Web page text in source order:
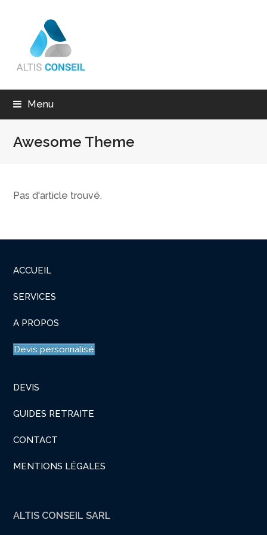
Menu
Awesome Theme
Pas d'article trouvé.
ACCUEIL
SERVICES
A PROPOS
Devis personnalisé
DEVIS
GUIDES RETRAITE
CONTACT
MENTIONS LÉGALES
ALTIS CONSEIL SARL